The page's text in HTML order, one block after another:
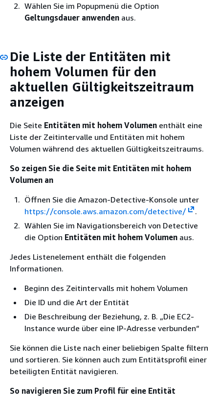
Wählen Sie im Popupmenü die Option
Geltungsdauer anwenden aus.
Die Liste der Entitäten mit
hohem Volumen für den
aktuellen Gültigkeitszeitraum
anzeigen
Die Seite Entitäten mit hohem Volumen enthält eine
Liste der Zeitintervalle und Entitäten mit hohem
Volumen während des aktuellen Gültigkeitszeitraums.
So zeigen Sie die Seite mit Entitäten mit hohem
Volumen an
Öffnen Sie die Amazon-Detective-Konsole unter
https://console.aws.amazon.com/detective/
.
Wählen Sie im Navigationsbereich von Detective
die Option Entitäten mit hohem Volumen aus.
Jedes Listenelement enthält die folgenden
Informationen.
Beginn des Zeitintervalls mit hohem Volumen
Die ID und die Art der Entität
Die Beschreibung der Beziehung, z. B. „Die EC2-
Instance wurde über eine IP-Adresse verbunden“
Sie können die Liste nach einer beliebigen Spalte filtern
und sortieren. Sie können auch zum Entitätsprofil einer
beteiligten Entität navigieren.
So navigieren Sie zum Profil für eine Entität